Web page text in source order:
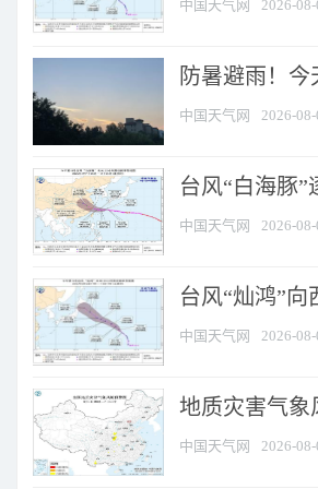
中国天气网 2026-
防暑避雨！
中国天气网 2026-
台风“白海豚
中国天气网 2026-
台风“灿鸿”
中国天气网 2026-
地质灾害气象
中国天气网 2026-